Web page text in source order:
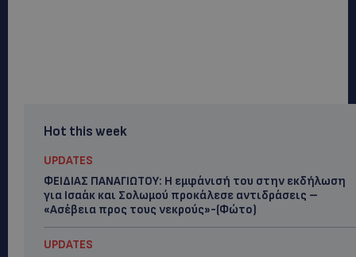
Hot this week
UPDATES
ΦΕΙΔΙΑΣ ΠΑΝΑΓΙΩΤΟΥ: Η εμφάνισή του στην εκδήλωση
για Ισαάκ και Σολωμού προκάλεσε αντιδράσεις –
«Ασέβεια προς τους νεκρούς»-(Φώτο)
UPDATES